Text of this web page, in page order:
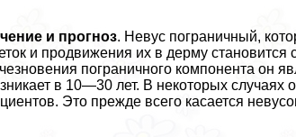
и прогноз. Невус пограничный,
и продвижения их в дерму
пограничного компонента он
в 10—30 лет. В некоторых
Это прежде всего касается